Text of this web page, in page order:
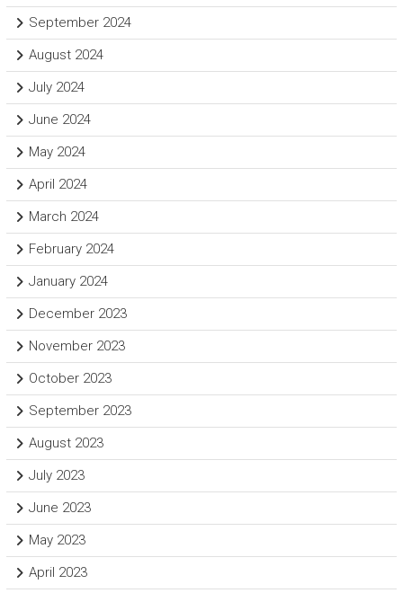
September 2024
August 2024
July 2024
June 2024
May 2024
April 2024
March 2024
February 2024
January 2024
December 2023
November 2023
October 2023
September 2023
August 2023
July 2023
June 2023
May 2023
April 2023